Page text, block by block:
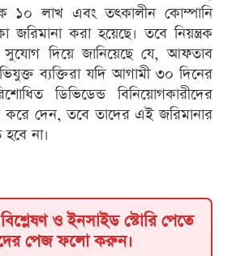
১০ লাখ এবং তৎকালীন কোম্পানি
করা হয়েছে। তবে নিয়ন্ত্রক
সুযোগ দিয়ে জানিয়েছে যে, আফতাব
ব্যক্তিরা যদি আগামী ৩০ দিনের
ডিভিডেন্ড বিনিয়োগকারীদের
করে দেন, তবে তাদের এই জরিমানার
না।
ও ইনসাইড স্টোরি পেতে
পেজ ফলো করুন।